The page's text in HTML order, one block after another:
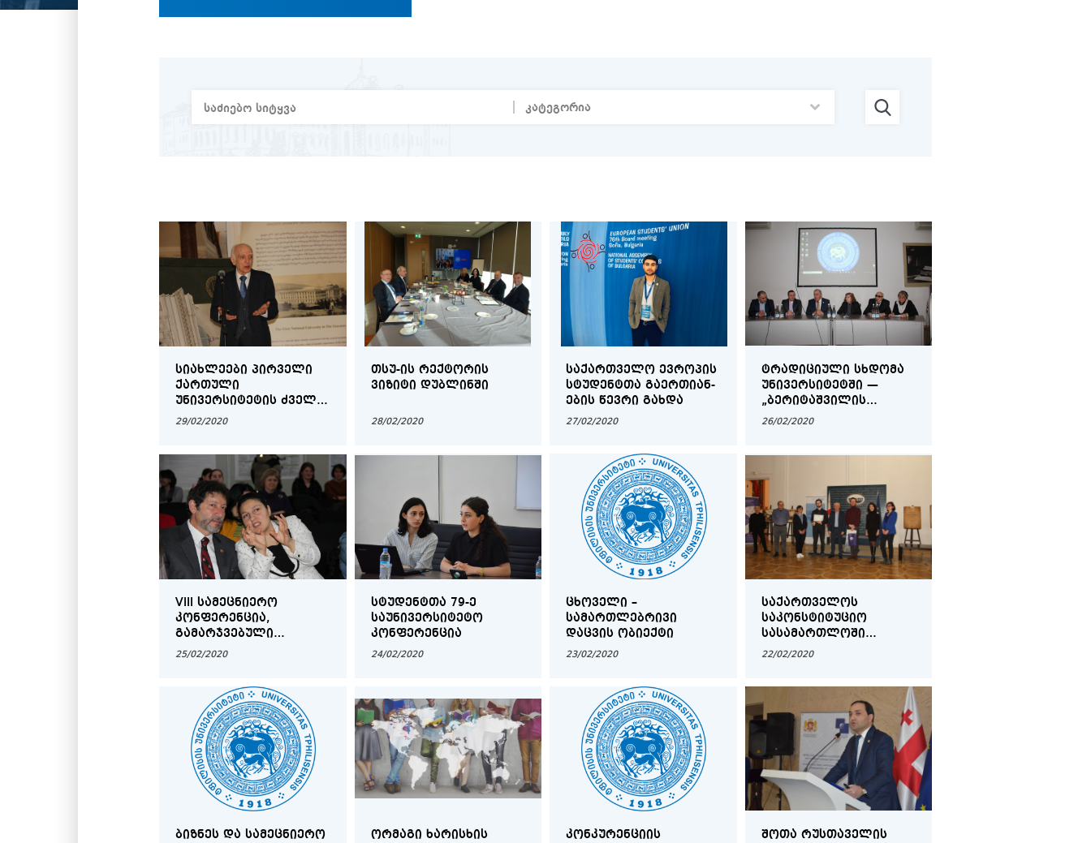
ᲡᲘᲐᲮᲚᲔᲔᲑᲘ ᲞᲘᲠᲕᲔᲚᲘ
ᲥᲐᲠᲗᲣᲚᲘ
ᲣᲜᲘᲕᲔᲠᲡᲘᲢᲔᲢᲘᲡ ᲫᲕᲔᲚᲘ
ᲓᲐ ᲣᲐᲮᲚᲔᲡᲘ
29/02/2020
ᲗᲡᲣ-ᲘᲡ ᲠᲔᲥᲢᲝᲠᲘᲡ
ᲕᲘᲖᲘᲢᲘ ᲓᲣᲑᲚᲘᲜᲨᲘ
28/02/2020
ᲡᲐ­ᲥᲐᲠ­ᲗᲕᲔ­ᲚᲝ ᲔᲕ­ᲠᲝ­ᲞᲘᲡ
ᲡᲢᲣ­ᲓᲔᲜ­ᲢᲗᲐ ᲒᲐ­ᲔᲠ­ᲗᲘ­ᲐᲜ­
ᲔᲑ­ᲘᲡ ᲬᲔᲕ­ᲠᲘ ᲒᲐᲮ­ᲓᲐ
27/02/2020
ᲢᲠᲐᲓᲘᲪᲘᲣᲚᲘ ᲡᲮᲓᲝᲛᲐ
ᲣᲜᲘᲕᲔᲠᲡᲘᲢᲔᲢᲨᲘ —
„ᲑᲔᲠᲘᲢᲐᲨᲕᲘᲚᲘᲡ
ᲙᲘᲗᲮᲕᲐᲜᲘ“
26/02/2020
VIII ᲡᲐᲛᲔᲪᲜᲘᲔᲠᲝ
ᲙᲝᲜᲤᲔᲠᲔᲜᲪᲘᲐ,
ᲒᲐᲛᲐᲠᲯᲕᲔᲑᲣᲚᲘ
ᲡᲢᲣᲓᲔᲜᲢᲔᲑᲘ ᲓᲐ
25/02/2020
ᲡᲢᲣᲓᲔᲜᲢᲗᲐ 79-Ე
ᲡᲐᲣᲜᲘᲕᲔᲠᲡᲘᲢᲔᲢᲝ
ᲙᲝᲜᲤᲔᲠᲔᲜᲪᲘᲐ
24/02/2020
ᲪᲮᲝᲕᲔᲚᲘ –
ᲡᲐᲛᲐᲠᲗᲚᲔᲑᲠᲘᲕᲘ
ᲓᲐᲪᲕᲘᲡ ᲝᲑᲘᲔᲥᲢᲘ
23/02/2020
ᲡᲐᲥᲐᲠᲗᲕᲔᲚᲝᲡ
ᲡᲐᲙᲝᲜᲡᲢᲘᲢᲣᲪᲘᲝ
ᲡᲐᲡᲐᲛᲐᲠᲗᲚᲝᲨᲘ
ᲒᲐᲛᲐᲠᲗᲣᲚ
22/02/2020
ᲑᲘᲖᲜᲔᲡ ᲓᲐ ᲡᲐᲛᲔᲪᲜᲘᲔᲠᲝ
ᲝᲠᲛᲐᲒᲘ ᲮᲐᲠᲘᲡᲮᲘᲡ
ᲙᲝᲜᲙᲣᲠᲔᲜᲪᲘᲘᲡ
ᲨᲝᲗᲐ ᲠᲣᲡᲗᲐᲕᲔᲚᲘᲡ